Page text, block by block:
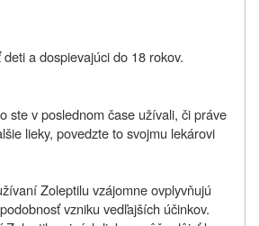
a dospievajúci do 18 rokov.
ste v poslednom čase užívali, či práve
lieky, povedzte to svojmu lekárovi
Zoleptilu vzájomne ovplyvňujú
vzniku vedľajších účinkov.